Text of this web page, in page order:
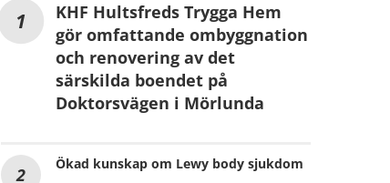
KHF Hultsfreds Trygga Hem
gör omfattande ombyggnation
och renovering av det
särskilda boendet på
Doktorsvägen i Mörlunda
Ökad kunskap om Lewy body sjukdom